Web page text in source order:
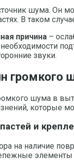
шума. Он
В таком
причина –
звуки.
громкого
шума в
которые
и
на наличие